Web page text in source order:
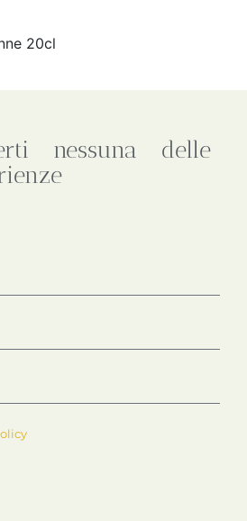
20cl
nessuna delle